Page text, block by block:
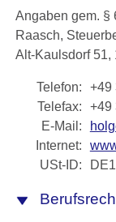
Angaben gem. §
Raasch,
Alt-Kaulsdorf 51,
Telefon:
+49
Telefax:
+49
E-Mail:
Internet:
USt-ID: